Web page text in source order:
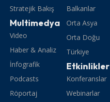
Stratejik Bakış
Multimedya
Video
Haber & Analiz
İnfografik
Podcasts
Röportaj
Balkanlar
Orta Asya
Orta Doğu
Türkiye
Etkinlikler
Konferanslar
Webinarlar